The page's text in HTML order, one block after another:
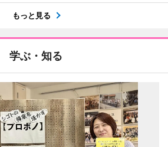
もっと見る
学ぶ・知る